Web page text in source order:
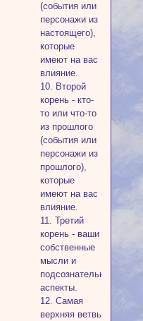
(события или
персонажи из
настоящего),
которые
имеют на вас
влияние.
10. Второй
корень - кто-
то или что-то
из прошлого
(события или
персонажи из
прошлого),
которые
имеют на вас
влияние.
11. Третий
корень - ваши
собственные
мысли и
подсознательные
аспекты.
12. Самая
верхняя ветвь